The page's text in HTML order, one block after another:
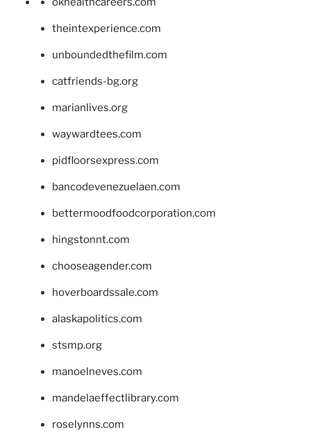
theintexperience.com
unboundedthefilm.com
catfriends-bg.org
marianlives.org
waywardtees.com
pidfloorsexpress.com
bancodevenezuelaen.com
bettermoodfoodcorporation.com
hingstonnt.com
chooseagender.com
hoverboardssale.com
alaskapolitics.com
stsmp.org
manoelneves.com
mandelaeffectlibrary.com
roselynns.com